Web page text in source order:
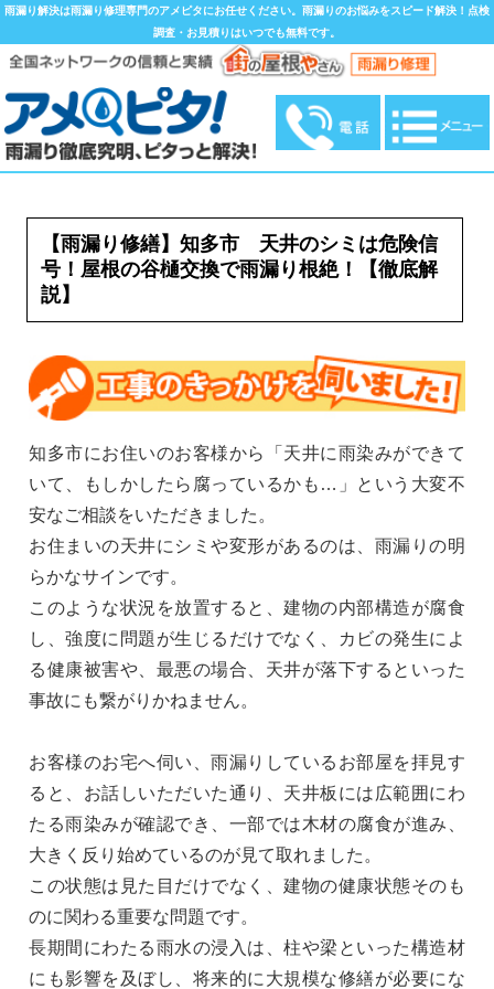
雨漏り解決は雨漏り修理専門のアメピタにお任せください。雨漏りのお悩みをスピード解決！点検
調査・お見積りはいつでも無料です。
【雨漏り修繕】知多市 天井のシミは危険信
号！屋根の谷樋交換で雨漏り根絶！【徹底解
説】
知多市にお住いのお客様から「天井に雨染みができて
いて、もしかしたら腐っているかも…」という大変不
安なご相談をいただきました。
お住まいの天井にシミや変形があるのは、雨漏りの明
らかなサインです。
このような状況を放置すると、建物の内部構造が腐食
し、強度に問題が生じるだけでなく、カビの発生によ
る健康被害や、最悪の場合、天井が落下するといった
事故にも繋がりかねません。
お客様のお宅へ伺い、雨漏りしているお部屋を拝見す
ると、お話しいただいた通り、天井板には広範囲にわ
たる雨染みが確認でき、一部では木材の腐食が進み、
大きく反り始めているのが見て取れました。
この状態は見た目だけでなく、建物の健康状態そのも
のに関わる重要な問題です。
長期間にわたる雨水の浸入は、柱や梁といった構造材
にも影響を及ぼし、将来的に大規模な修繕が必要にな